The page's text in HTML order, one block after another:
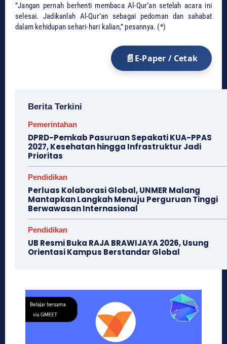
”Jangan pernah berhenti membaca Al-Qur’an setelah acara ini
selesai. Jadikanlah Al-Qur’an sebagai pedoman dan sahabat
dalam kehidupan sehari-hari kalian,” pesannya. (*)
E-Paper / Cetak
Berita Terkini
Pemerintahan
DPRD-Pemkab Pasuruan Sepakati KUA-PPAS
2027, Kesehatan hingga Infrastruktur Jadi
Prioritas
Pendidikan
Perluas Kolaborasi Global, UNMER Malang
Mantapkan Langkah Menuju Perguruan Tinggi
Berwawasan Internasional
Pendidikan
​UB Resmi Buka RAJA BRAWIJAYA 2026, Usung
Orientasi Kampus Berstandar Global